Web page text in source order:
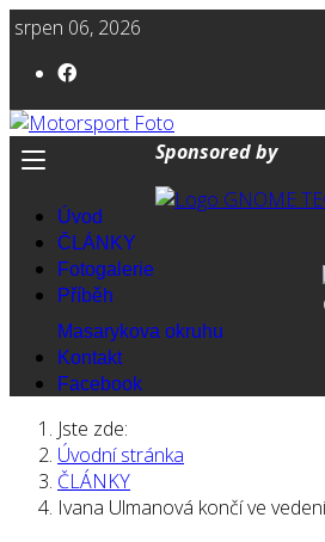
srpen 06, 2026
Sponsored by
Úvod
ČLÁNKY
Fotogalerie
Příběh
Masarykova okruhu
Kontakt
Facebook
Jste zde:
Úvodní stránka
ČLÁNKY
Ivana Ulmanová končí ve